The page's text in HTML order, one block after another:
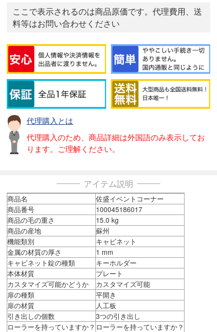
ここで表示されるのは商品原価です。代理費用、送
料等はお問い合わせください
代理購入とは
代理購入のため、商品詳細は外国語のみ表示してお
ります。ご理解ください。
アイテム説明
商品名
佐盛イベントコーナー
商品番号
100045186017
商品の毛の重さ
15.0 kg
商品の産地
蘇州
機能類別
キャビネット
金属の材質の厚さ
1 mm
キャビネット錠の種類
キーホルダー
本体材質
プレート
カスタマイズ可能かどうか
カスタマイズ可能
扉の種類
平開き
扉の材質
人工板
引き出しの個数
3つの引き出し
ローラーを持っていますか？ ローラーを持っていますか？